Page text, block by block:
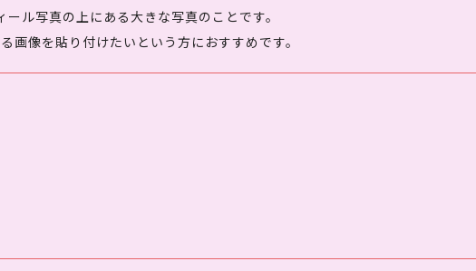
ル写真の上にある大きな写真のことです。
画像を貼り付けたいという方におすすめです。